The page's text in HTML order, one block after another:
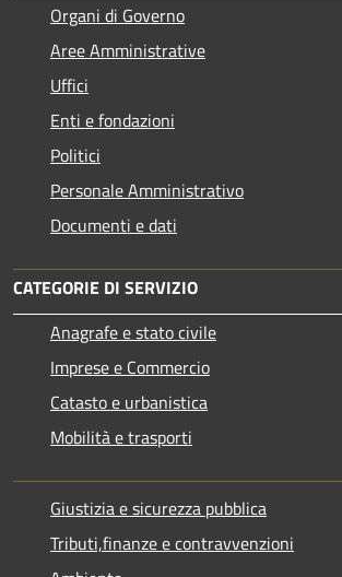
Organi di Governo
Aree Amministrative
Uffici
Enti e fondazioni
Politici
Personale Amministrativo
Documenti e dati
CATEGORIE DI SERVIZIO
Anagrafe e stato civile
Imprese e Commercio
Catasto e urbanistica
Mobilità e trasporti
Giustizia e sicurezza pubblica
Tributi,finanze e contravvenzioni